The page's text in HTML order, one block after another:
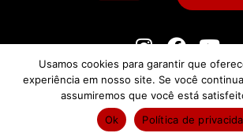
Política de privacidade
Usamos cookies para garantir que
experiência em nosso site. Se você
assumiremos que você está
Ok
Política de